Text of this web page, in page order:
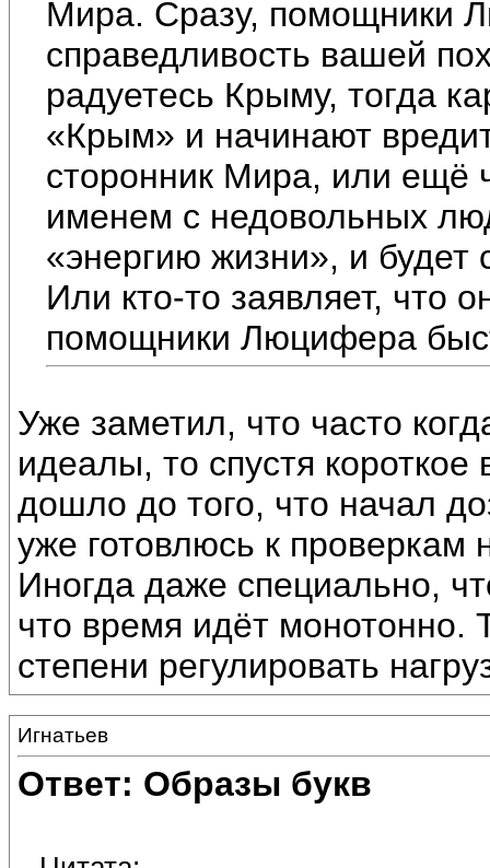
Мира. Сразу, помощники
справедливость вашей
радуетесь Крыму, тогда
«Крым» и начинают
сторонник Мира, или ещё
именем с недовольных
«энергию жизни», и будет
Или кто-то заявляет, что
помощники Люцифера
Уже заметил, что часто
идеалы, то спустя
дошло до того, что начал
уже готовлюсь к проверкам
Иногда даже специально,
что время идёт монотонно.
степени регулировать
Игнатьев
Ответ: Образы букв